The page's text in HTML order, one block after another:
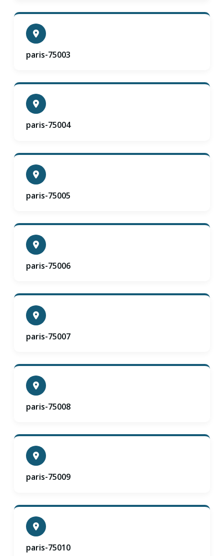
paris-75003
paris-75004
paris-75005
paris-75006
paris-75007
paris-75008
paris-75009
paris-75010